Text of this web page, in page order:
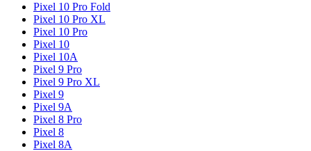
Pixel 10 Pro Fold
Pixel 10 Pro XL
Pixel 10 Pro
Pixel 10
Pixel 10A
Pixel 9 Pro
Pixel 9 Pro XL
Pixel 9
Pixel 9A
Pixel 8 Pro
Pixel 8
Pixel 8A